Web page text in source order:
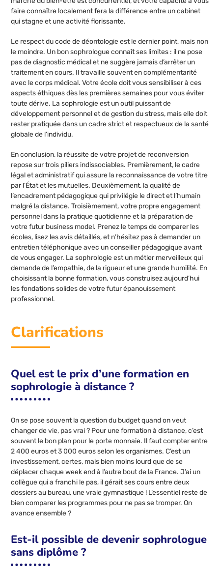
faire connaître localement fera la différence entre un cabinet
qui stagne et une activité florissante.
Le respect du code de déontologie est le dernier point, mais non
le moindre. Un bon sophrologue connaît ses limites : il ne pose
pas de diagnostic médical et ne suggère jamais d’arrêter un
traitement en cours. Il travaille souvent en complémentarité
avec le corps médical. Votre école doit vous sensibiliser à ces
aspects éthiques dès les premières semaines pour vous éviter
toute dérive. La sophrologie est un outil puissant de
développement personnel et de gestion du stress, mais elle doit
rester pratiquée dans un cadre strict et respectueux de la santé
globale de l’individu.
En conclusion, la réussite de votre projet de reconversion
repose sur trois piliers indissociables. Premièrement, le cadre
légal et administratif qui assure la reconnaissance de votre titre
par l’État et les mutuelles. Deuxièmement, la qualité de
l’encadrement pédagogique qui privilégie le direct et l’humain
malgré la distance. Troisièmement, votre propre engagement
personnel dans la pratique quotidienne et la préparation de
votre futur business model. Prenez le temps de comparer les
écoles, lisez les avis détaillés, et n’hésitez pas à demander un
entretien téléphonique avec un conseiller pédagogique avant
de vous engager. La sophrologie est un métier merveilleux qui
demande de l’empathie, de la rigueur et une grande humilité. En
choisissant la bonne formation, vous construisez aujourd’hui
les fondations solides de votre futur épanouissement
professionnel.
Clarifications
Quel est le prix d’une formation en
sophrologie à distance ?
On se pose souvent la question du budget quand on veut
changer de vie, pas vrai ? Pour une formation à distance, c’est
souvent le bon plan pour le porte monnaie. Il faut compter entre
2 400 euros et 3 000 euros selon les organismes. C’est un
investissement, certes, mais bien moins lourd que de se
déplacer chaque week end à l’autre bout de la France. J’ai un
collègue qui a franchi le pas, il gérait ses cours entre deux
dossiers au bureau, une vraie gymnastique ! L’essentiel reste de
bien comparer les programmes pour ne pas se tromper. On
avance ensemble ?
Est-il possible de devenir sophrologue
sans diplôme ?